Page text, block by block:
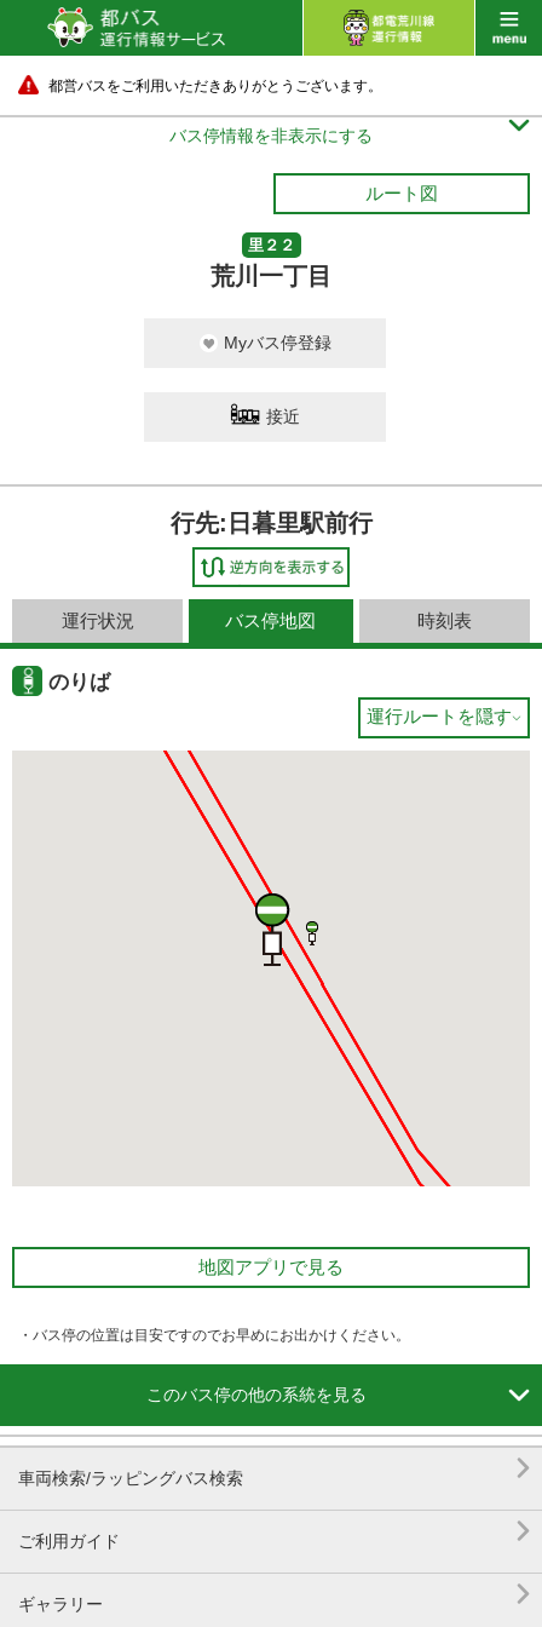
都営バスをご利用いただきありがとうございます。
バス停情報を非表示にする 
ルート図
里２２
荒川一丁目
Myバス停登録
接近
行先:日暮里駅前行
運行状況 バス停地図 時刻表
のりば
運行ルートを隠す
地図アプリで見る
・バス停の位置は目安ですのでお早めにお出かけください。
このバス停の他の系統を見る 
車両検索/ラッピングバス検索 
ご利用ガイド 
ギャラリー 